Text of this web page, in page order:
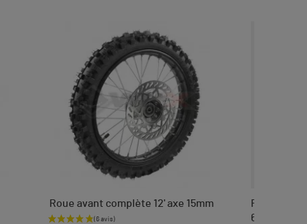
Roue avant complète 12' axe 15mm
Pneu avant
60/100x12